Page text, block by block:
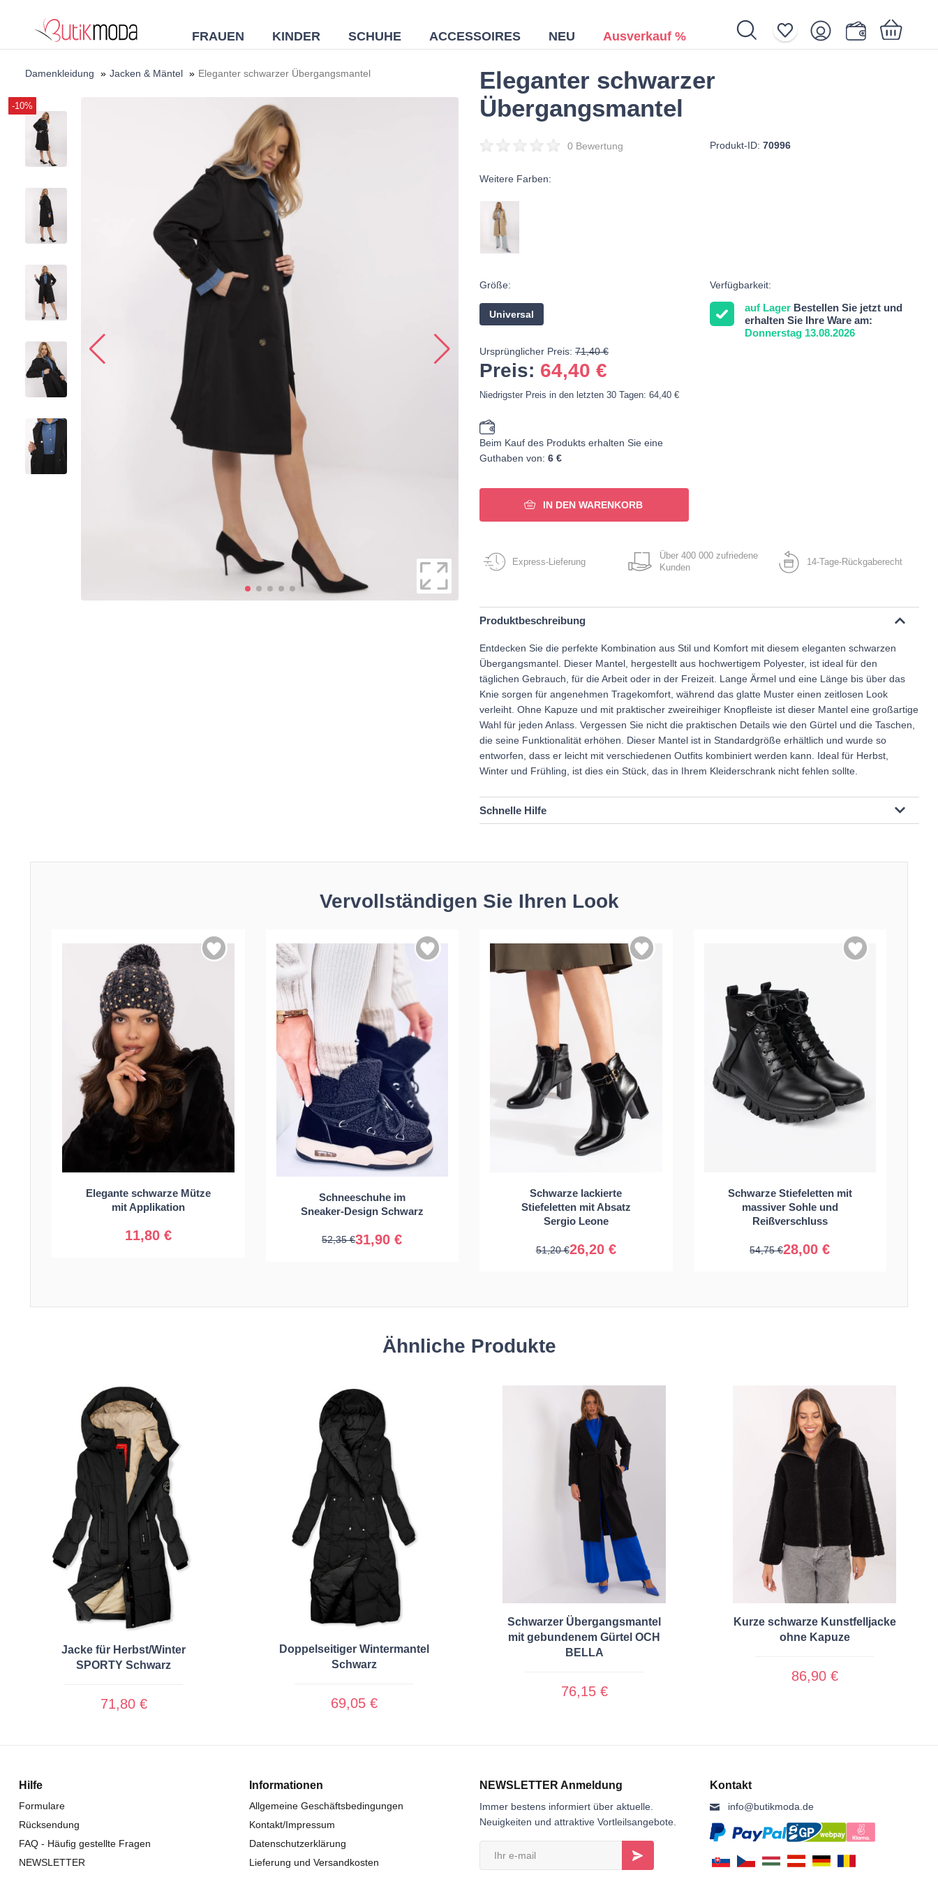
FRAUEN KINDER SCHUHE ACCESSOIRES NEU Ausverkauf %
Ihr Warenkorb ist noch leer.
Damenkleidung » Jacken & Mäntel » Eleganter schwarzer Übergangsmantel
-10%
Eleganter schwarzer
Übergangsmantel
0 Bewertung Produkt-ID: 70996
Verfügbarkeit:
auf Lager Bestellen Sie jetzt und
erhalten Sie Ihre Ware am:
Donnerstag 13.08.2026
Weitere Farben:
Größe:
Universal
Ursprünglicher Preis: 71,40 €
Preis: 64,40 €
Niedrigster Preis in den letzten 30 Tagen: 64,40 €
Beim Kauf des Produkts erhalten Sie eine
Guthaben von: 6 €
IN DEN WARENKORB
Express-Lieferung
Über 400 000 zufriedene
Kunden
14-Tage-Rückgaberecht
Produktbeschreibung
Entdecken Sie die perfekte Kombination aus Stil und Komfort mit diesem eleganten schwarzen
Übergangsmantel. Dieser Mantel, hergestellt aus hochwertigem Polyester, ist ideal für den
täglichen Gebrauch, für die Arbeit oder in der Freizeit. Lange Ärmel und eine Länge bis über das
Knie sorgen für angenehmen Tragekomfort, während das glatte Muster einen zeitlosen Look
verleiht. Ohne Kapuze und mit praktischer zweireihiger Knopfleiste ist dieser Mantel eine großartige
Wahl für jeden Anlass. Vergessen Sie nicht die praktischen Details wie den Gürtel und die Taschen,
die seine Funktionalität erhöhen. Dieser Mantel ist in Standardgröße erhältlich und wurde so
entworfen, dass er leicht mit verschiedenen Outfits kombiniert werden kann. Ideal für Herbst,
Winter und Frühling, ist dies ein Stück, das in Ihrem Kleiderschrank nicht fehlen sollte.
Schnelle Hilfe
Vervollständigen Sie Ihren Look
Elegante schwarze Mütze
mit Applikation
11,80 €
Universal
Schneeschuhe im
Sneaker-Design Schwarz
31,90 €
52,35 €
38 39
Schwarze lackierte
Stiefeletten mit Absatz
Sergio Leone
26,20 €
51,20 €
40
Schwarze Stiefeletten mit
massiver Sohle und
Reißverschluss
28,00 €
54,75 €
40
Ähnliche Produkte
Jacke für Herbst/Winter
SPORTY Schwarz
71,80 €
Doppelseitiger Wintermantel
Schwarz
69,05 €
Schwarzer Übergangsmantel
mit gebundenem Gürtel OCH
BELLA
76,15 €
Kurze schwarze Kunstfelljacke
ohne Kapuze
86,90 €
Hilfe
Formulare
Rücksendung
FAQ - Häufig gestellte Fragen
NEWSLETTER
Informationen
Allgemeine Geschäftsbedingungen
Kontakt/Impressum
Datenschutzerklärung
Lieferung und Versandkosten
NEWSLETTER Anmeldung
Immer bestens informiert über aktuelle.
Neuigkeiten und attraktive Vortleilsangebote.
Kontakt
info@butikmoda.de